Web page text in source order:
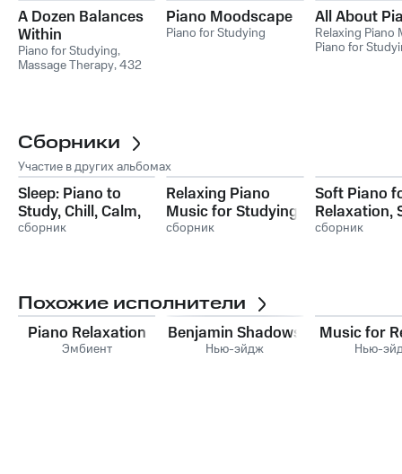
A Dozen Balances
Within
Piano for Studying,
Massage Therapy,432
Piano Moodscape
Piano for Studying
All About
Relaxing Piano
Piano for
Сборники
Участие в других альбомах
Sleep: Piano to
Study, Chill, Calm,
Ballads, Therapy,
сборник
Relaxing Piano
Music for Studying,
Sleeping, Yoga,
сборник
Soft Piano
Relaxation,
Sleep, Zen,
сборник
Похожие исполнители
Piano Relaxation
Эмбиент
Benjamin Shadows
Нью-эйдж
Music for
Нью-